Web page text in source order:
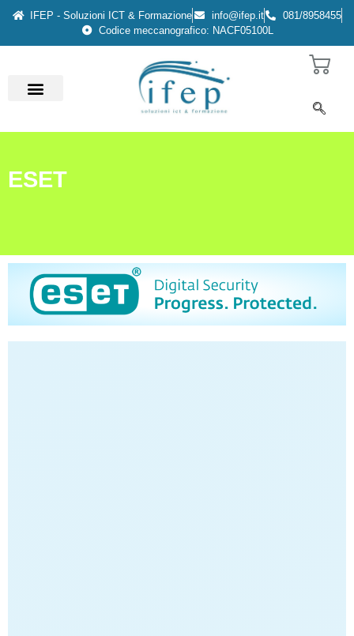
IFEP - Soluzioni ICT & Formazione info@ifep.it
081/8958455
Codice meccanografico: NACF05100L
ESET